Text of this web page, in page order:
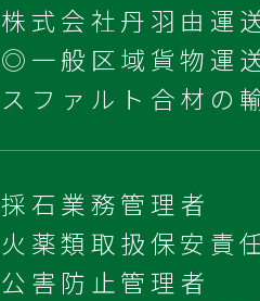
株式会社丹羽由運
◎一般区域貨物運
スファルト合材の
採石業務管理者
火薬類取扱保安責
公害防止管理者